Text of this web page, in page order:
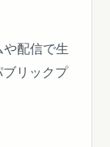
配信で生
リックプ